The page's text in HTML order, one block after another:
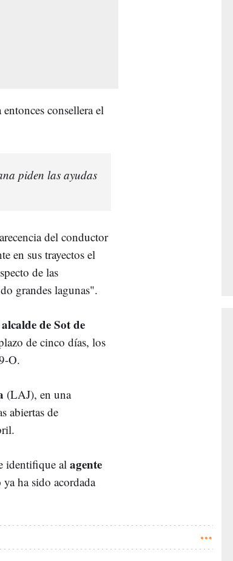
consellera el
piden las ayudas
del conductor
en sus trayectos el
de las
grandes lagunas".
alcalde de Sot de
de cinco días, los
O.
(LAJ), en una
abiertas de
identifique al agente
ha sido acordada